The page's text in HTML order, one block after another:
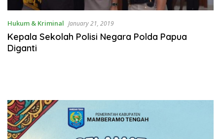
Hukum & Kriminal January 21, 2019
Kepala Sekolah Polisi Negara Polda Papua
Diganti